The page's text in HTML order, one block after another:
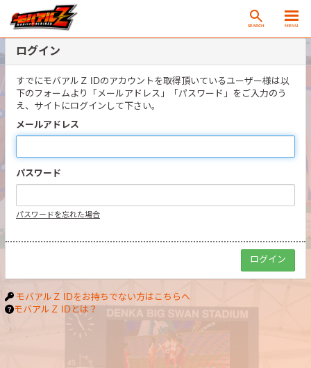
SEARCH MENU
ログイン
すでにモバアルＺ IDのアカウントを取得頂いているユーザー様は以
下のフォームより「メールアドレス」「パスワード」をご入力のう
え、サイトにログインして下さい。
メールアドレス
パスワード
パスワードを忘れた場合
モバアルＺ IDをお持ちでない方はこちらへ
モバアルＺ IDとは？